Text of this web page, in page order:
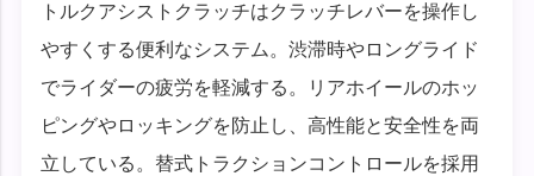
トルクアシストクラッチはクラッチレバーを操作し
やすくする便利なシステム。渋滞時やロングライド
でライダーの疲労を軽減する。リアホイールのホッ
ピングやロッキングを防止し、高性能と安全性を両
立している。替式トラクションコントロールを採用